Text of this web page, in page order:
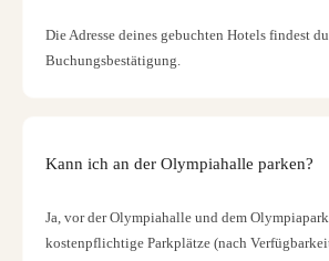
Die Adresse deines gebuchten Hotels findest
Buchungsbestätigung.
Kann ich an der Olympiahalle parken?
Ja, vor der Olympiahalle und dem
kostenpflichtige Parkplätze (nach